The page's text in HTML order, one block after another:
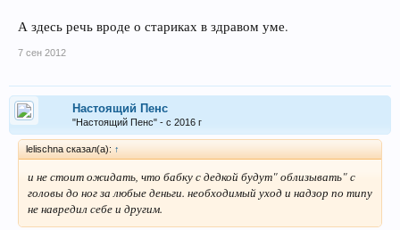
А здесь речь вроде о стариках в здравом уме.
7 сен 2012
Настоящий Пенс
"Настоящий Пенс" - с 2016 г
lelischna сказал(а): ↑
и не стоит ожидать, что бабку с дедкой будут" облизывать" с
головы до ног за любые деньги. необходимый уход и надзор по типу
не навредил себе и другим.